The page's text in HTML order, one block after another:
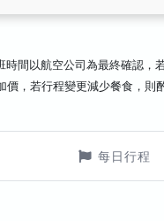
時間以航空公司為最終確認，
價，若行程變更減少餐食，則
每日行程